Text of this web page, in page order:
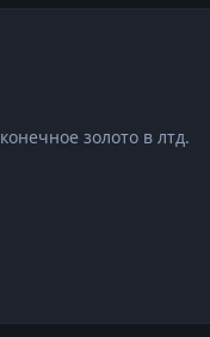
золото в лтд.